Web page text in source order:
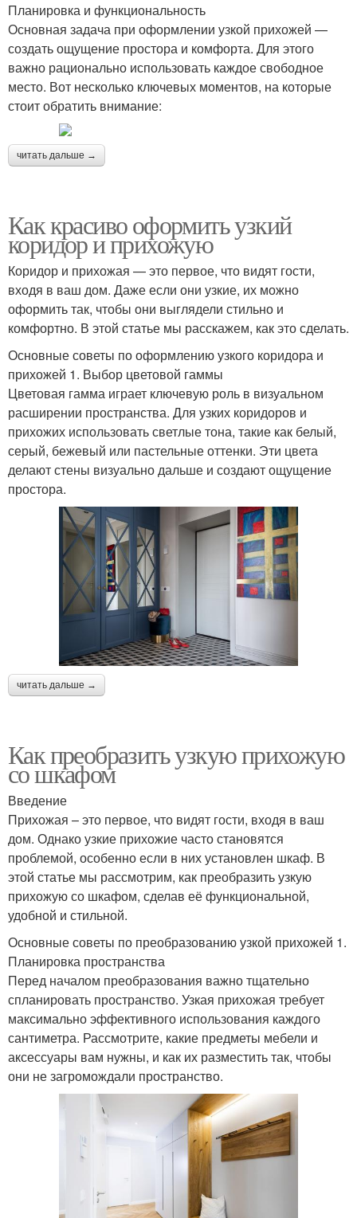
Планировка и функциональность
Основная задача при оформлении узкой прихожей —
создать ощущение простора и комфорта. Для этого
важно рационально использовать каждое свободное
место. Вот несколько ключевых моментов, на которые
стоит обратить внимание:
читать дальше →
Как красиво оформить узкий
коридор и прихожую
Коридор и прихожая — это первое, что видят гости,
входя в ваш дом. Даже если они узкие, их можно
оформить так, чтобы они выглядели стильно и
комфортно. В этой статье мы расскажем, как это сделать.
Основные советы по оформлению узкого коридора и
прихожей 1. Выбор цветовой гаммы
Цветовая гамма играет ключевую роль в визуальном
расширении пространства. Для узких коридоров и
прихожих использовать светлые тона, такие как белый,
серый, бежевый или пастельные оттенки. Эти цвета
делают стены визуально дальше и создают ощущение
простора.
читать дальше →
Как преобразить узкую прихожую
со шкафом
Введение
Прихожая – это первое, что видят гости, входя в ваш
дом. Однако узкие прихожие часто становятся
проблемой, особенно если в них установлен шкаф. В
этой статье мы рассмотрим, как преобразить узкую
прихожую со шкафом, сделав её функциональной,
удобной и стильной.
Основные советы по преобразованию узкой прихожей 1.
Планировка пространства
Перед началом преобразования важно тщательно
спланировать пространство. Узкая прихожая требует
максимально эффективного использования каждого
сантиметра. Рассмотрите, какие предметы мебели и
аксессуары вам нужны, и как их разместить так, чтобы
они не загромождали пространство.